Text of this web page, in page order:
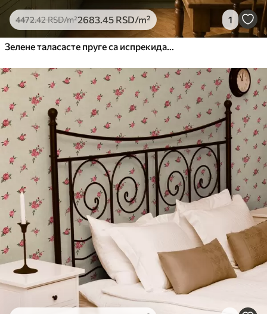
4472.42RSD/m²2683.45 RSD/m² 1
Зелене таласасте пруге са испрекиданим линијама